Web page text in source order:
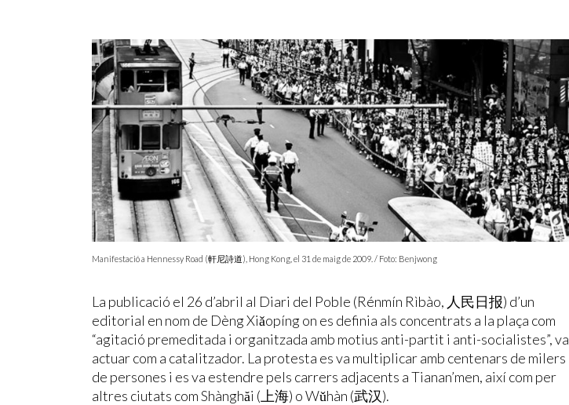
Manifestació a Hennessy Road (軒尼詩道), Hong Kong, el 31 de maig de 2009. / Foto: Benjwong
La publicació el 26 d’abril al Diari del Poble (Rénmín Rìbào, 人民日报) d’un
editorial en nom de Dèng Xiǎopíng on es definia als concentrats a la plaça com
“agitació premeditada i organitzada amb motius anti-partit i anti-socialistes”, va
actuar com a catalitzador. La protesta es va multiplicar amb centenars de milers
de persones i es va estendre pels carrers adjacents a Tianan’men, així com per
altres ciutats com Shànghăi (上海) o Wǔhàn (武汉).